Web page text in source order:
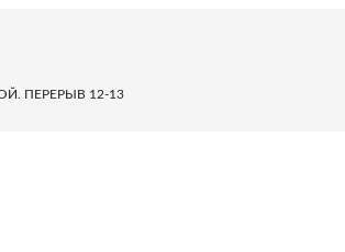
ПЕРЕРЫВ 12-13